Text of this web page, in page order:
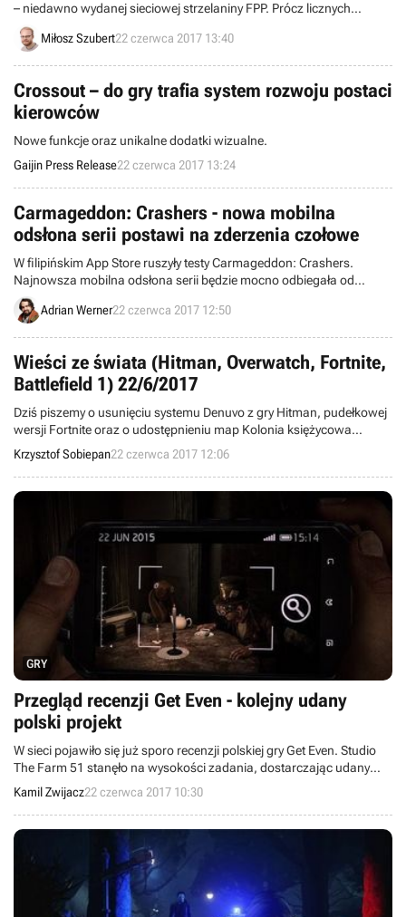
– niedawno wydanej sieciowej strzelaniny FPP. Prócz licznych
poprawek usuwa on... jedno drzewo na mapie An Lao Valley. Była to
prośba użytkownika Reddita.
Miłosz Szubert22 czerwca 2017 13:40
Crossout – do gry trafia system rozwoju postaci
kierowców
Nowe funkcje oraz unikalne dodatki wizualne.
Gaijin Press Release22 czerwca 2017 13:24
Carmageddon: Crashers - nowa mobilna
odsłona serii postawi na zderzenia czołowe
W filipińskim App Store ruszyły testy Carmageddon: Crashers.
Najnowsza mobilna odsłona serii będzie mocno odbiegała od
swoich poprzedniczek. Zamiast wyścigów dostaniemy grę o
zderzeniach czołowych.
Adrian Werner22 czerwca 2017 12:50
Wieści ze świata (Hitman, Overwatch, Fortnite,
Battlefield 1) 22/6/2017
Dziś piszemy o usunięciu systemu Denuvo z gry Hitman, pudełkowej
wersji Fortnite oraz o udostępnieniu map Kolonia księżycowa
„Horyzont" w Overwatch i Ofensywa Nivelle'a w Battlefield 1. Witajcie
w wieściach ze świata – codziennej porcji krótkich wiadomości.
Krzysztof Sobiepan22 czerwca 2017 12:06
GRY
Przegląd recenzji Get Even - kolejny udany
polski projekt
W sieci pojawiło się już sporo recenzji polskiej gry Get Even. Studio
The Farm 51 stanęło na wysokości zadania, dostarczając udany
projekt, aczkolwiek nie jest on aż tak dobry, jakbyśmy sobie tego
Kamil Zwijacz22 czerwca 2017 10:30